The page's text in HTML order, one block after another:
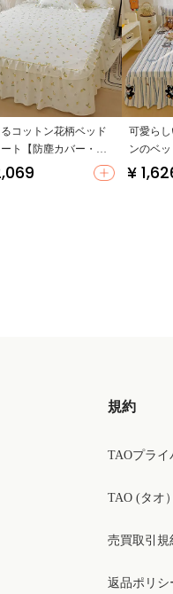
コットン花柄ベッド
ト【防塵カバー・ス
付き・非全棉・ベッ
バー用】
可愛ら
ンのベッ
ル付き
（セッ
¥
規約
TAOプライ
TAO (タオ
売買取引規
返品ポリシ